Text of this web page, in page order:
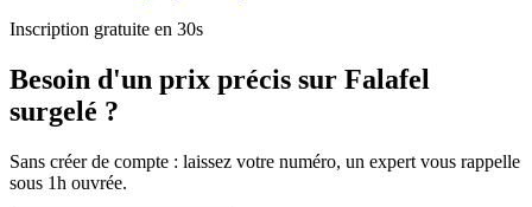
Inscription gratuite en 30s
Besoin d'un prix précis sur Falafel
surgelé ?
Sans créer de compte : laissez votre numéro, un expert vous rappelle
sous 1h ouvrée.